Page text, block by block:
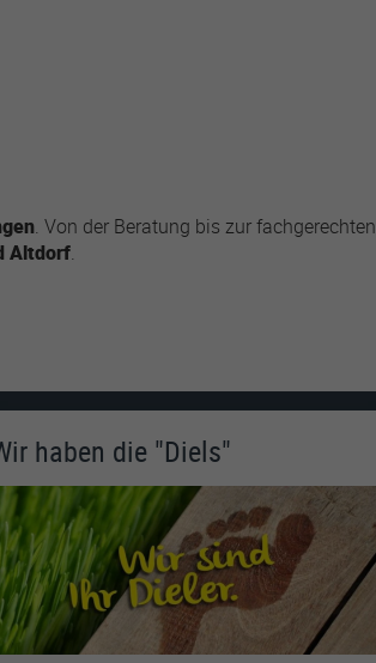
. Von der Beratung bis zur fachgerechten
Altdorf.
haben die "Diels"